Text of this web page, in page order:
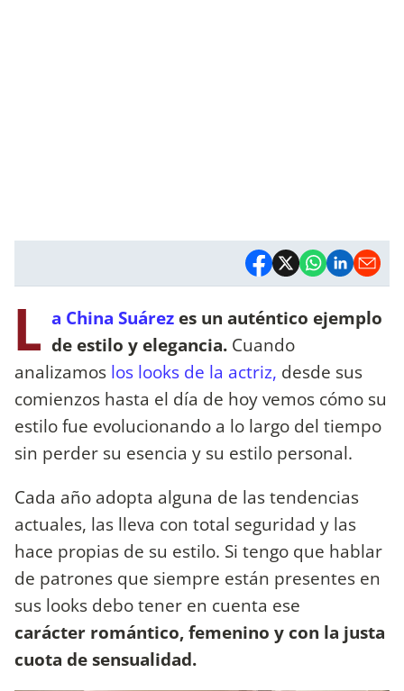
L a China Suárez es un auténtico ejemplo
de estilo y elegancia. Cuando
analizamos los looks de la actriz, desde sus
comienzos hasta el día de hoy vemos cómo su
estilo fue evolucionando a lo largo del tiempo
sin perder su esencia y su estilo personal.
Cada año adopta alguna de las tendencias
actuales, las lleva con total seguridad y las
hace propias de su estilo. Si tengo que hablar
de patrones que siempre están presentes en
sus looks debo tener en cuenta ese
carácter romántico, femenino y con la justa
cuota de sensualidad.